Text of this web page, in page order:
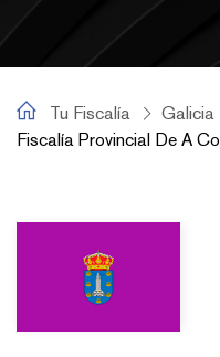
Tu Fiscalía
Tu Fiscalía
Galicia
Fiscalía Provincial De A